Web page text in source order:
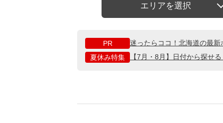
エリアを選択
PR
迷ったらココ！北海道の最
夏休み特集
【7月・8月】日付から探せ